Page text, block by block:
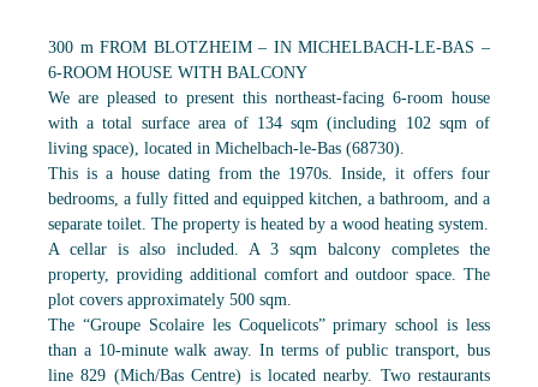
300 m FROM BLOTZHEIM – IN MICHELBACH-LE-BAS –
6-ROOM HOUSE WITH BALCONY
We are pleased to present this northeast-facing 6-room house
with a total surface area of 134 sqm (including 102 sqm of
living space), located in Michelbach-le-Bas (68730).
This is a house dating from the 1970s. Inside, it offers four
bedrooms, a fully fitted and equipped kitchen, a bathroom, and a
separate toilet. The property is heated by a wood heating system.
A cellar is also included. A 3 sqm balcony completes the
property, providing additional comfort and outdoor space. The
plot covers approximately 500 sqm.
The “Groupe Scolaire les Coquelicots” primary school is less
than a 10-minute walk away. In terms of public transport, bus
line 829 (Mich/Bas Centre) is located nearby. Two restaurants